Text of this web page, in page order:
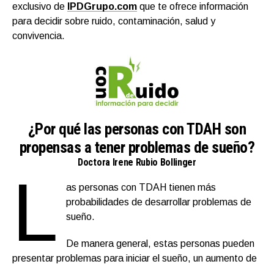
exclusivo de
IPDGrupo.com que te ofrece información
para decidir sobre ruido, contaminación, salud y
convivencia.
¿Por qué las personas con TDAH son
propensas a tener problemas de sueño?
Doctora Irene Rubio Bollinger
L
as personas con TDAH tienen más
probabilidades de desarrollar problemas de
sueño.
De manera general, estas personas pueden
presentar problemas para iniciar el sueño, un aumento de